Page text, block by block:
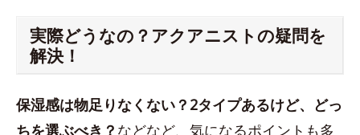
実際どうなの？アクアニストの疑問を
解決！
保湿感は物足りなくない？2タイプあるけど、どっ
ちを選ぶべき？ などなど、気になるポイントも多